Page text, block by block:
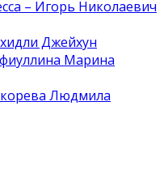
– Игорь Николаевич
Джейхун
Марина
Людмила